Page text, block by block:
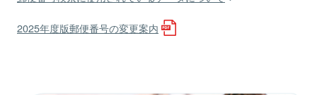
2025年度版郵便番号の変更案内